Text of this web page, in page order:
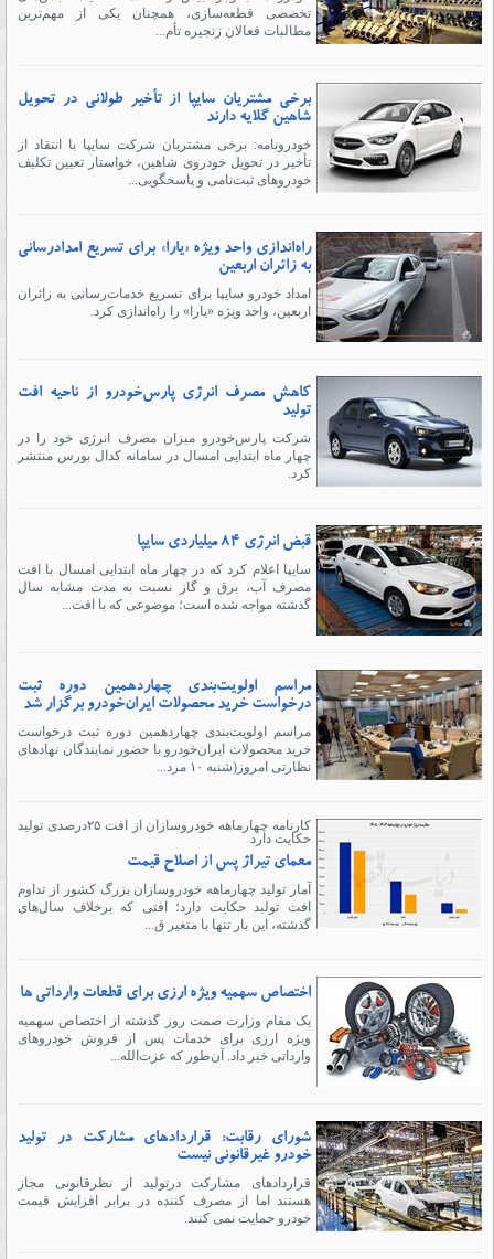
تخصصی قطعه‌سازی، همچنان یکی از مهم‌ترین
مطالبات فعالان زنجیره تأم...
برخی مشتریان سایپا از تأخیر طولانی در تحویل
شاهین گلایه دارند
خودرونامه: برخی مشتریان شرکت سایپا با انتقاد از
تأخیر در تحویل خودروی شاهین، خواستار تعیین تکلیف
خودروهای ثبت‌نامی و پاسخگویی...
راه‌اندازی واحد ویژه «یارا» برای تسریع امدادرسانی
به زائران اربعین
امداد خودرو سایپا برای تسریع خدمات‌رسانی به زائران
اربعین، واحد ویژه «یارا» را راه‌اندازی کرد.
کاهش مصرف انرژی پارس‌خودرو از ناحیه افت
تولید
شرکت پارس‌خودرو میزان مصرف انرژی خود را در
چهار ماه ابتدایی امسال در سامانه کدال بورس منتشر
کرد.
قبض انرژی ۸۴ میلیاردی سایپا
سایپا اعلام کرد که در چهار ماه ابتدایی امسال با افت
مصرف آب، برق و گاز نسبت به مدت مشابه سال
گذشته مواجه شده است؛ موضوعی که با افت...
مراسم اولویت‌بندی چهاردهمین دوره ثبت
درخواست خرید محصولات ایران‌خودرو برگزار شد
مراسم اولویت‌بندی چهاردهمین دوره ثبت درخواست
خرید محصولات ایران‌خودرو با حضور نمایندگان نهادهای
نظارتی امروز(شنبه ۱۰ مرد...
کارنامه چهارماهه خودروسازان از افت ۲۵درصدی تولید
حکایت دارد
معمای تیراژ پس از اصلاح قیمت
آمار تولید چهارماهه خودروسازان بزرگ کشور از تداوم
افت تولید حکایت دارد؛ افتی که برخلاف سال‌های
گذشته، این بار تنها با متغیر ق...
اختصاص سهمیه ویژه ارزی برای قطعات وارداتی ها
یک مقام وزارت صمت روز گذشته از اختصاص سهمیه
ویژه ارزی برای خدمات پس از فروش خودروهای
وارداتی خبر داد. آن‌طور که عزت‌الله...
شورای رقابت: قراردادهای مشارکت در تولید
خودرو غیرقانونی نیست
قراردادهای مشارکت درتولید از نظرقانونی مجاز
هستند اما از مصرف کننده در برابر افزایش قیمت
خودرو حمایت نمی کنند.